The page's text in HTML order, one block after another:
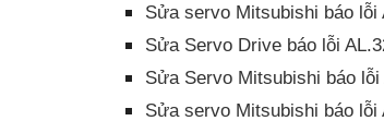
Sửa servo Mitsubishi báo lỗi
Sửa Servo Drive báo lỗi
Sửa Servo Mitsubishi báo
Sửa servo Mitsubishi báo lỗi